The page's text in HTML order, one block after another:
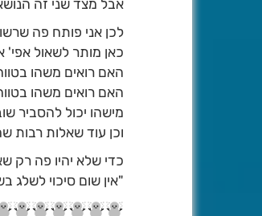
אבל מצד שני זה
לכן אני פותח פה
כאן מותר לשאול אפי'
האם רואים משהו
האם רואים משהו
מישהו יכול להסביר שוב מה
וכן עוד שאלות רבות
כדי שלא יהיו פה רק
"אין שום סיכוי לשלג